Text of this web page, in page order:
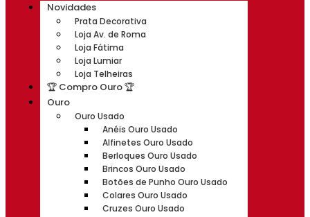
Novidades
Prata Decorativa
Loja Av. de Roma
Loja Fátima
Loja Lumiar
Loja Telheiras
🏆 Compro Ouro 🏆
Ouro
Ouro Usado
Anéis Ouro Usado
Alfinetes Ouro Usado
Berloques Ouro Usado
Brincos Ouro Usado
Botões de Punho Ouro Usado
Colares Ouro Usado
Cruzes Ouro Usado